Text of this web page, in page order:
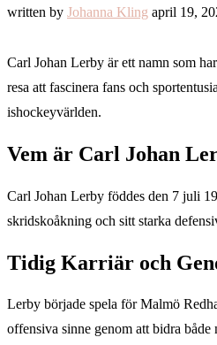
written by Johanna Kling april 19,
Carl Johan Lerby är ett namn som
resa att fascinera fans och
ishockeyvärlden.
Vem är Carl Johan
Carl Johan Lerby föddes den 7 juli
skridskoåkning och sitt starka
Tidig Karriär och
Lerby började spela för Malmö
offensiva sinne genom att bidra både